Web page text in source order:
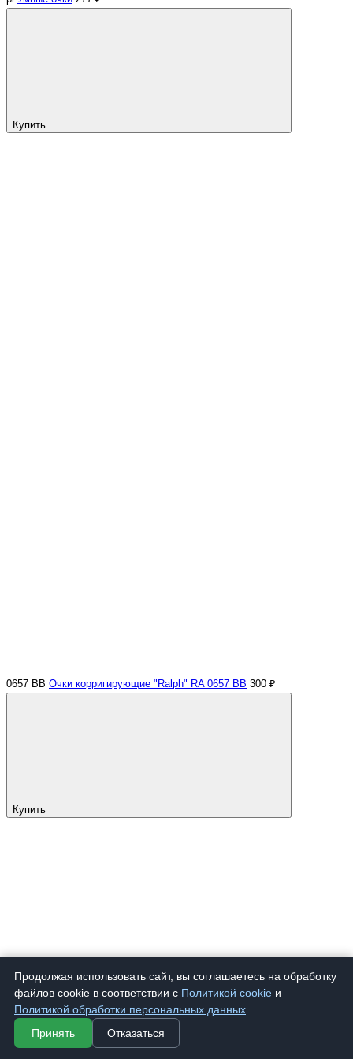
Купить
0657 BB Очки корригирующие "Ralph" RA 0657 BB 300 ₽
Купить
Продолжая использовать сайт, вы соглашаетесь на обработку
файлов cookie в соответствии с Политикой cookie и
Политикой обработки персональных данных
Принять
Отказаться